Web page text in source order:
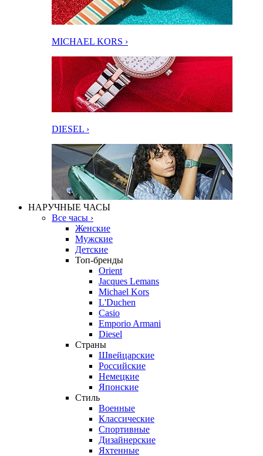
MICHAEL KORS ›
DIESEL ›
НАРУЧНЫЕ ЧАСЫ
Все часы ›
Женские
Мужские
Детские
Топ-бренды
Orient
Jacques Lemans
Michael Kors
L'Duchen
Casio
Emporio Armani
Diesel
Страны
Швейцарские
Российские
Немецкие
Японские
Стиль
Военные
Классические
Спортивные
Дизайнерские
Яхтенные